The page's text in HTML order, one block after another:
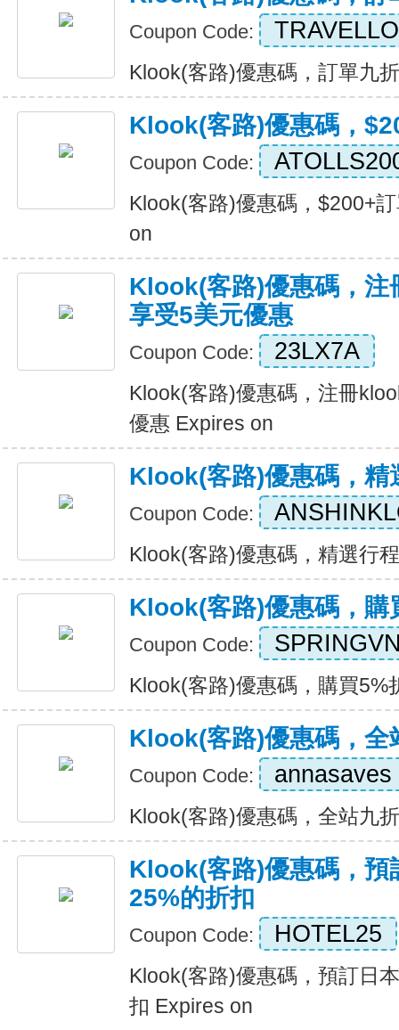
Coupon Code:
Klook(客路)優惠碼，訂單九
Klook(客路)優惠碼，
Coupon Code:
Klook(客路)優惠碼，$200+
on
Klook(客路)優惠碼，
享受5美元優惠
Coupon Code: 23LX7A
Klook(客路)優惠碼，注冊
優惠 Expires on
Klook(客路)優惠碼，精
Coupon Code:
Klook(客路)優惠碼，精選行
Klook(客路)優惠碼，購
Coupon Code:
Klook(客路)優惠碼，購買5%
Klook(客路)優惠碼，全
Coupon Code: annasaves
Klook(客路)優惠碼，全站九
Klook(客路)優惠碼，預
25%的折扣
Coupon Code: HOTEL25
Klook(客路)優惠碼，預訂日
扣 Expires on